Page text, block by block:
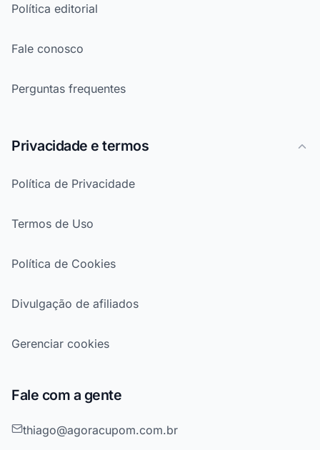
Política editorial
Fale conosco
Perguntas frequentes
Privacidade e termos
Política de Privacidade
Termos de Uso
Política de Cookies
Divulgação de afiliados
Gerenciar cookies
Fale com a gente
thiago@agoracupom.com.br